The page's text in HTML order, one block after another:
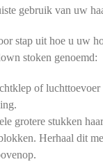
gebruik van uw
stap uit hoe u uw
stoken genoemd:
of
grotere stukken
Herhaal dit